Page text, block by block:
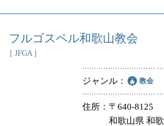
フルゴスペル和歌山教会
［ JFGA ］
ジャンル 教会
住所
〒640-8125
和歌山県 和